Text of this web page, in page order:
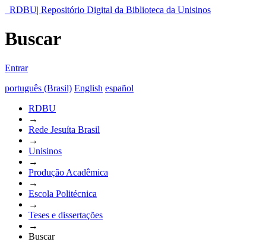
RDBU| Repositório Digital da Biblioteca da Unisinos
Buscar
Entrar
português (Brasil) English español
RDBU
→
Rede Jesuíta Brasil
→
Unisinos
→
Produção Acadêmica
→
Escola Politécnica
→
Teses e dissertações
→
Buscar